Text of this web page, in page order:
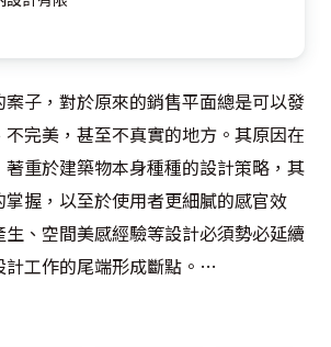
子，對於原來的銷售平面總是可以發
完美，甚至不真實的地方。其原因在
重於建築物本身種種的設計策略，其
握，以至於使用者更細膩的感官效
、空間美感經驗等設計必須勢必延續
工作的尾端形成斷點。
師往往注重小細節小尺寸的著墨，